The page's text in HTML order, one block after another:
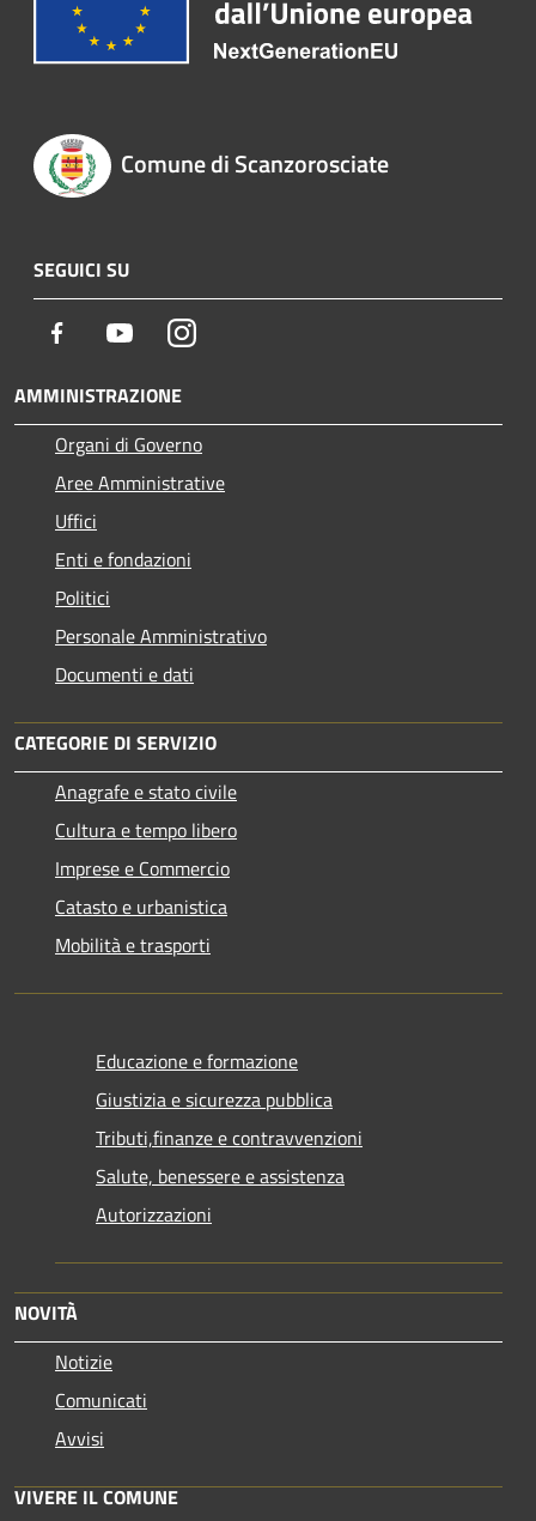
Comune di Scanzorosciate
SEGUICI SU
Facebook YoutubeInstagram
AMMINISTRAZIONE
Organi di Governo
Aree Amministrative
Uffici
Enti e fondazioni
Politici
Personale Amministrativo
Documenti e dati
CATEGORIE DI SERVIZIO
Anagrafe e stato civile
Cultura e tempo libero
Imprese e Commercio
Catasto e urbanistica
Mobilità e trasporti
Educazione e formazione
Giustizia e sicurezza pubblica
Tributi,finanze e contravvenzioni
Salute, benessere e assistenza
Autorizzazioni
NOVITÀ
Notizie
Comunicati
Avvisi
VIVERE IL COMUNE